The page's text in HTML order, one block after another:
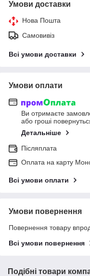
Умови доставки
Нова Пошта
Самовивіз
Всі умови доставки
Умови оплати
Ви отримаєте
або гроші
Детальніше
Післяплата
Оплата на карту
Всі умови оплати
Умови повернення
Повернення товару
Всі умови повернення
Подібні товари